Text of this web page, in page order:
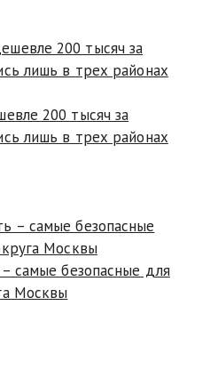
200 тысяч за
лишь в трех районах
самые безопасные для
Москвы